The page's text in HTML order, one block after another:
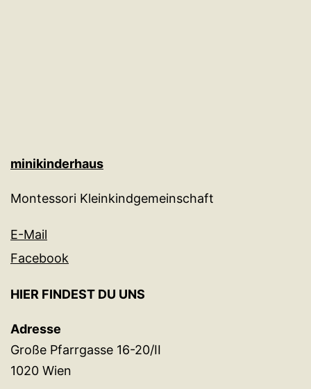
minikinderhaus
Montessori Kleinkindgemeinschaft
E-Mail
Facebook
HIER FINDEST DU UNS
Adresse
Große Pfarrgasse 16-20/II
1020 Wien